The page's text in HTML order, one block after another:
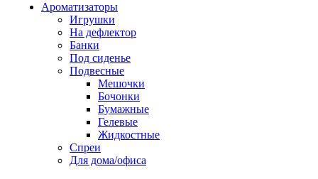
Ароматизаторы
Игрушки
На дефлектор
Банки
Под сиденье
Подвесные
Мешочки
Бочонки
Бумажные
Гелевые
Жидкостные
Спреи
Для дома/офиса